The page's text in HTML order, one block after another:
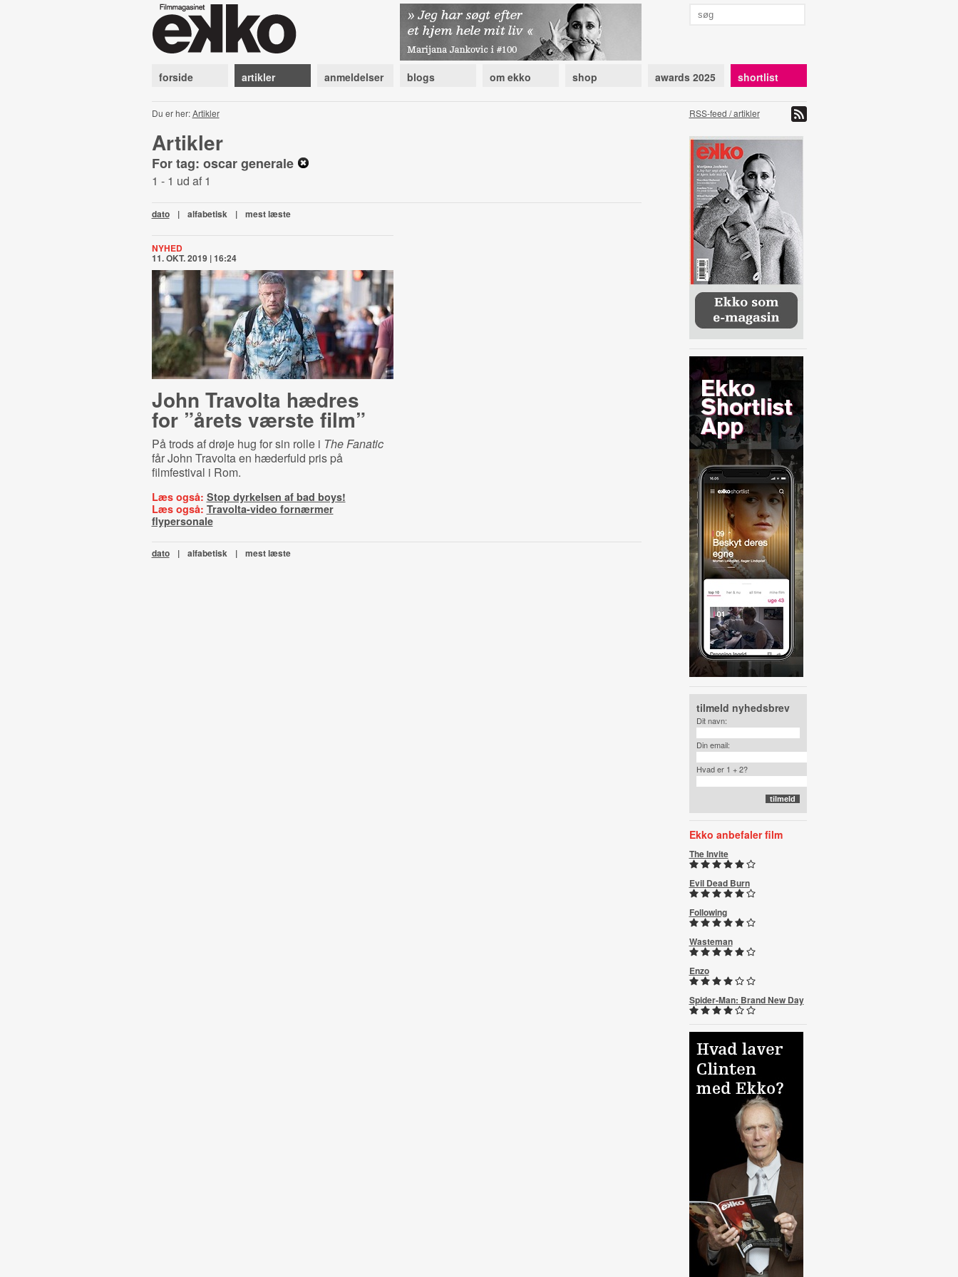
forside artikler anmeldelser blogs om ekko shop awards 2025 shortlist
Du er her:Artikler RSS-feed / artikler
Artikler
For tag: oscar generale
1 - 1 ud af 1
dato | alfabetisk | mest læste
NYHED
11. OKT. 2019 | 16:24
John Travolta hædres
for ”årets værste film”
På trods af drøje hug for sin rolle i The Fanatic
får John Travolta en hæderfuld pris på
filmfestival i Rom.
Læs også: Stop dyrkelsen af bad boys!
Læs også: Travolta-video fornærmer
flypersonale
dato | alfabetisk | mest læste
tilmeld nyhedsbrev
Dit navn:
Din email:
Hvad er 1 + 2?
Ekko anbefaler film
The Invite
Evil Dead Burn
Following
Wasteman
Enzo
Spider-Man: Brand New Day